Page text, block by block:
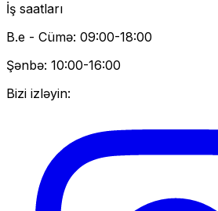
İş saatları
B.e - Cümə: 09:00-18:00
Şənbə: 10:00-16:00
Bizi izləyin: